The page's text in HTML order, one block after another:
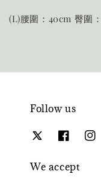
(L)腰圍：40cm 臀圍
Follow us
We accept